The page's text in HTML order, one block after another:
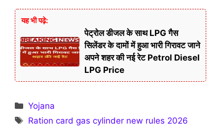
यह भी पढ़े:
पेट्रोल डीजल के साथ LPG गैस
सिलेंडर के दामों में हुआ भारी गिरावट जाने
अपने शहर की नई रेट Petrol Diesel
LPG Price
Categories
Yojana
Tags
Ration card gas cylinder new rules 2026